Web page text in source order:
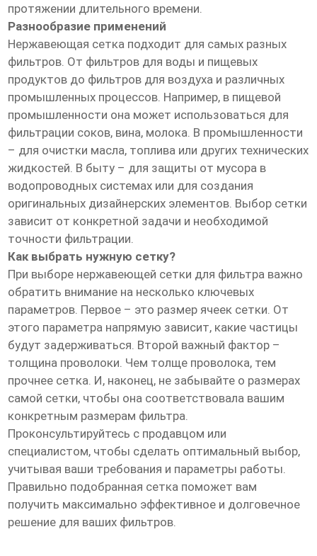
протяжении длительного времени.
Разнообразие применений
Нержавеющая сетка подходит для самых разных
фильтров. От фильтров для воды и пищевых
продуктов до фильтров для воздуха и различных
промышленных процессов. Например, в пищевой
промышленности она может использоваться для
фильтрации соков, вина, молока. В промышленности
– для очистки масла, топлива или других технических
жидкостей. В быту – для защиты от мусора в
водопроводных системах или для создания
оригинальных дизайнерских элементов. Выбор сетки
зависит от конкретной задачи и необходимой
точности фильтрации.
Как выбрать нужную сетку?
При выборе нержавеющей сетки для фильтра важно
обратить внимание на несколько ключевых
параметров. Первое – это размер ячеек сетки. От
этого параметра напрямую зависит, какие частицы
будут задерживаться. Второй важный фактор –
толщина проволоки. Чем толще проволока, тем
прочнее сетка. И, наконец, не забывайте о размерах
самой сетки, чтобы она соответствовала вашим
конкретным размерам фильтра.
Проконсультируйтесь с продавцом или
специалистом, чтобы сделать оптимальный выбор,
учитывая ваши требования и параметры работы.
Правильно подобранная сетка поможет вам
получить максимально эффективное и долговечное
решение для ваших фильтров.